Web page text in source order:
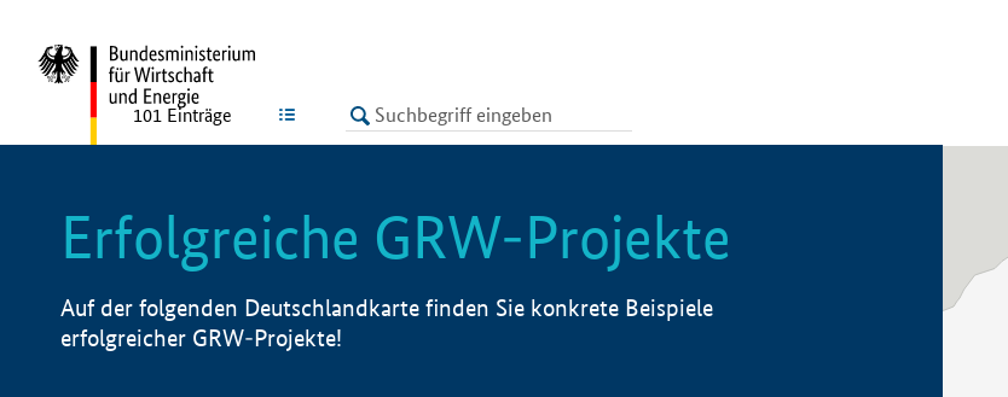
LISTE
101 Einträge
Erfolgreiche GRW-Projekte
Auf der folgenden Deutschlandkarte finden Sie konkrete Beispiele
erfolgreicher GRW-Projekte!